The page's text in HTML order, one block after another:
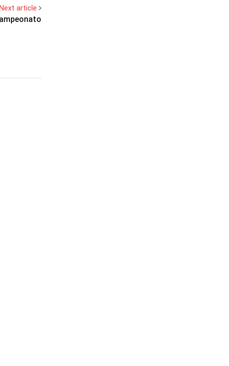
Next article